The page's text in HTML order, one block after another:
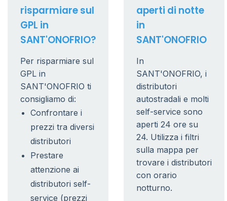
risparmiare sul
GPL in
SANT'ONOFRIO?
Per risparmiare sul
GPL in
SANT'ONOFRIO ti
consigliamo di:
Confrontare i
prezzi tra diversi
distributori
Prestare
attenzione ai
distributori self-
service (prezzi
aperti di notte
in
SANT'ONOFRIO
In
SANT'ONOFRIO, i
distributori
autostradali e molti
self-service sono
aperti 24 ore su
24. Utilizza i filtri
sulla mappa per
trovare i distributori
con orario
notturno.